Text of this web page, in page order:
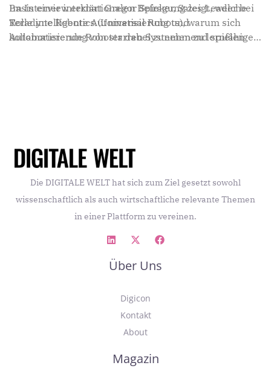
Basis einer internationalen Befragung zeigt, welche
Rolle intelligente Automatisierung und
kollaborierende Roboter dabei zunehmend spielen.
Im Interview erklärt Gregor Spieker, Sales Leader bei
Teradyne Robotics (Universal Robots), warum sich
Automatisierung von starren Systemen zu lernfähigen
Die DIGITALE WELT hat sich zum Ziel gesetzt sowohl
wissenschaftlich als auch wirtschaftliche relevante Themen
in einer Plattform zu vereinen.
Über Uns
Digicon
Kontakt
About
Magazin